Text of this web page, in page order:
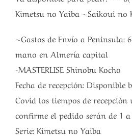
Kimetsu no Yaiba ~Saikoui no
~Gastos de Envío a Peninsula:
mano en Almería capital
-MASTERLISE Shinobu Kocho
Fecha de recepción: Disponible
Covid los tiempos de
confirme el pedido serán de 1 a
Serie: Kimetsu no Yaiba